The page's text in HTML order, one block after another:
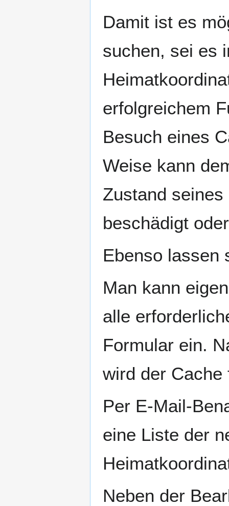
Damit ist es
suchen, sei es
erfolgreichem
Besuch eines
Weise kann
Zustand
beschädigt
Ebenso lassen
Man kann
alle
Formular ein.
wird der
Per E-Mail-
eine Liste der
Neben der